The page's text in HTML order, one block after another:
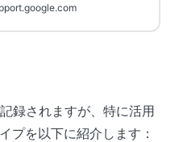
合は、これらのイベントを収
は Android と iOS のアプリに
録されますが、特に活用
プを以下に紹介します：